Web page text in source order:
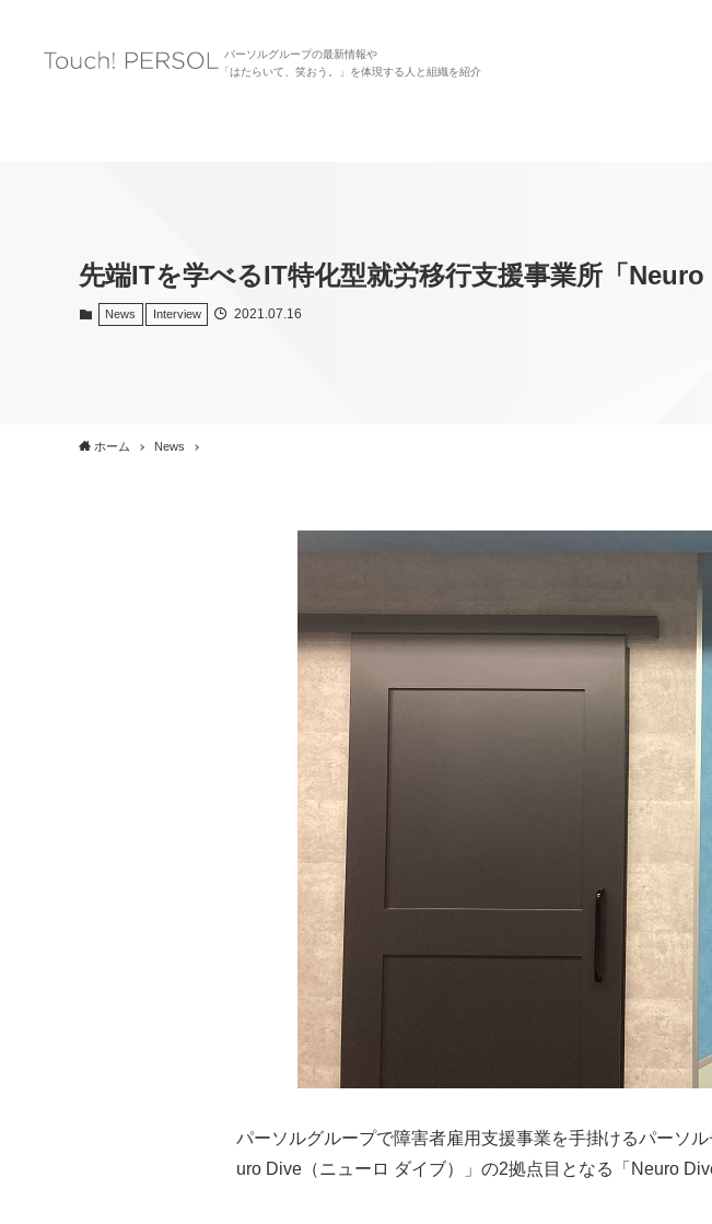
パーソルグループの最新情報や
「はたらいて、笑おう。」を体現する人と組織を紹介
先端ITを学べるIT特化型就労移行支援事業所「
News Interview 2021.07.16
ホーム News
パーソルグループで障害者雇用支援事業を手掛けるパーソ
uro Dive（ニューロ ダイブ）」の2拠点目となる「Neuro